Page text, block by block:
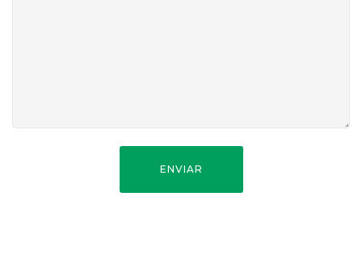
ENVIAR